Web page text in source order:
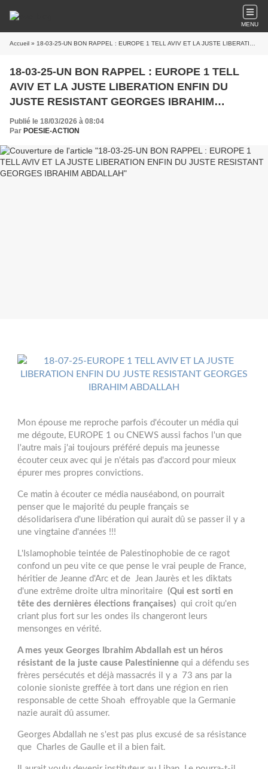
MENU
Accueil » 18-03-25-UN BON RAPPEL : EUROPE 1 TELL AVIV ET LA JUSTE LIBERATION ENFIN DU JUSTE RESISTANT GEORGES IBRAHIM ABDALLAH
18-03-25-UN BON RAPPEL : EUROPE 1 TELL
AVIV ET LA JUSTE LIBERATION ENFIN DU
JUSTE RESISTANT GEORGES IBRAHIM
ABDALLAH
Publié le 18/03/2026 à 08:04
Par POESIE-ACTION
Mon épouse me reproche parfois d'écouter un média qui
me dégoute, EUROPE 1 ou CNEWS aussi fachos l'un que
l'autre mais j'ai toujours préféré depuis ma jeunesse
écouter ceux avec qui je n'étais pas d'accord pour mieux
épurer mes propres convictions.
Ce matin à écouter ce média nauséabond, on pourrait
penser que le majorité du peuple français se
désolidarisera d'une libération qui aurait dû se passer il y a
une vingtaine d'années !!!
L'Islamophobie teintée de Palestinophobie de ce ragot
confond un peu vite ce que pense le vrai peuple de France,
héritier de Jeanne d'Arc et de Jean Jaurès et les diktats
d'une extrême droite ultra minoritaire (Qui est sorti en
tête des dernières élections françaises) qui croit qu'en
criant plus fort sur les ondes ils changeront leurs
mensonges en vérité.
A mes yeux Georges Ibrahim Abdallah est un héros
résistant de la juste cause Palestinienne qui a défendu ses
frères persécutés et déjà massacrés il y a 73 ans par la
colonie sioniste greffée à tort dans une région en rien
responsable de cette Shoah effroyable que la Germanie
nazie aurait dû assumer.
Georges Abdallah ne s'est pas plus excusé de sa résistance
que Charles de Gaulle et il a bien fait.